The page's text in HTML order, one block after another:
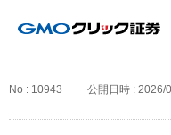
No : 10943 公開日時 : 2026/